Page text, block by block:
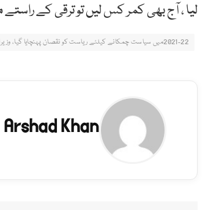
لیا ، آج بھی کمر کس لیں تو ترقی کے
2021-22میں سیاست چمکانے کیلئے ریاست کو نقصان پہنچایا گیا، وزیراعظم
Arshad Khan